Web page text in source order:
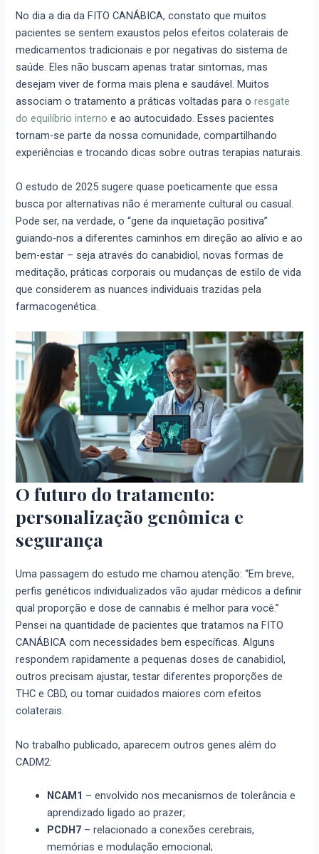
No dia a dia da FITO CANÁBICA, constato que muitos
pacientes se sentem exaustos pelos efeitos colaterais de
medicamentos tradicionais e por negativas do sistema de
saúde. Eles não buscam apenas tratar sintomas, mas
desejam viver de forma mais plena e saudável. Muitos
associam o tratamento a práticas voltadas para oresgate
do equilíbrio interno e ao autocuidado. Esses pacientes
tornam-se parte da nossa comunidade, compartilhando
experiências e trocando dicas sobre outras terapias naturais.
O estudo de 2025 sugere quase poeticamente que essa
busca por alternativas não é meramente cultural ou casual.
Pode ser, na verdade, o “gene da inquietação positiva”
guiando-nos a diferentes caminhos em direção ao alívio e ao
bem-estar – seja através do canabidiol, novas formas de
meditação, práticas corporais ou mudanças de estilo de vida
que considerem as nuances individuais trazidas pela
farmacogenética.
O futuro do tratamento:
personalização genômica e
segurança
Uma passagem do estudo me chamou atenção: “Em breve,
perfis genéticos individualizados vão ajudar médicos a definir
qual proporção e dose de cannabis é melhor para você.”
Pensei na quantidade de pacientes que tratamos na FITO
CANÁBICA com necessidades bem específicas. Alguns
respondem rapidamente a pequenas doses de canabidiol,
outros precisam ajustar, testar diferentes proporções de
THC e CBD, ou tomar cuidados maiores com efeitos
colaterais.
No trabalho publicado, aparecem outros genes além do
CADM2:
NCAM1 – envolvido nos mecanismos de tolerância e
aprendizado ligado ao prazer;
PCDH7 – relacionado a conexões cerebrais,
memórias e modulação emocional;